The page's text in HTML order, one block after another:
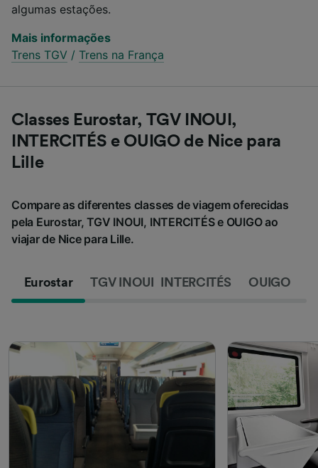
algumas estações.
Mais informações
Trens TGV / Trens na França
Classes Eurostar, TGV INOUI,
INTERCITÉS e OUIGO de Nice para
Lille
Compare as diferentes classes de viagem oferecidas
pela Eurostar, TGV INOUI, INTERCITÉS e OUIGO ao
viajar de Nice para Lille.
Eurostar TGV INOUI INTERCITÉS OUIGO